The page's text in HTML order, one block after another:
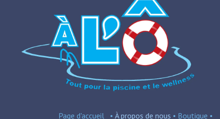
Page d'accueil • À propos de nous • Boutique •